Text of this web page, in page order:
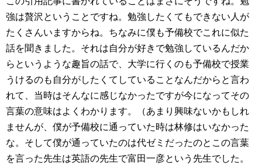
強は贅沢ということですね。勉強したくてもできない人が
たくさんいますからね。ちなみに僕も予備校でこれに似た
話を聞きました。それは自分が好きで勉強しているんだか
らというような趣旨の話で、大学に行くのも予備校で授業
うけるのも自分がしたくてしていることなんだからと言わ
れて、当時はそんなに感じなかったですが今になってその
言葉の意味はよくわかります。（あまり興味ないかもしれ
ませんが、僕が予備校に通っていた時は林修はいなかった
な。そして僕が通っていたのは代ゼミだったのとこの言葉
を言った先生は英語の先生で富田一彦という先生でした。